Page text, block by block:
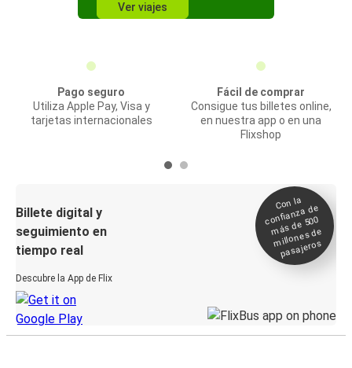
Ver viajes
Pago seguro
Utiliza Apple Pay, Visa y
tarjetas internacionales
Fácil de comprar
Consigue tus billetes online,
en nuestra app o en una
Flixshop
Billete digital y
seguimiento en
tiempo real
Descubre la App de Flix
Con la
confianza de
más de 500
millones de
pasajeros